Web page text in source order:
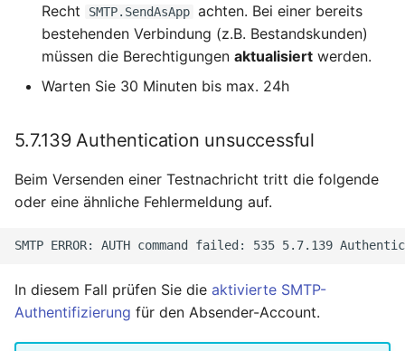
Recht
SMTP.SendAsApp achten. Bei einer bereits
bestehenden Verbindung (z.B. Bestandskunden)
müssen die Berechtigungen aktualisiert werden.
Warten Sie 30 Minuten bis max. 24h
5.7.139 Authentication unsuccessful
Beim Versenden einer Testnachricht tritt die folgende
oder eine ähnliche Fehlermeldung auf.
In diesem Fall prüfen Sie die aktivierte SMTP-
Authentifizierung für den Absender-Account.